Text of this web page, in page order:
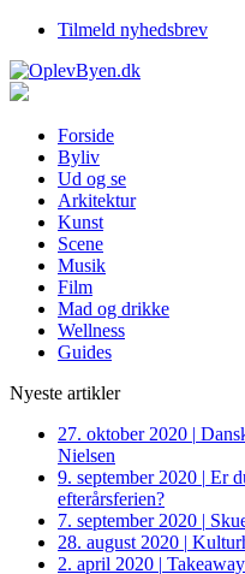
Tilmeld nyhedsbrev
Forside
Byliv
Ud og se
Arkitektur
Kunst
Scene
Musik
Film
Mad og drikke
Wellness
Guides
Nyeste artikler
27. oktober 2020 |
Nielsen
9. september 2020 | Er
efterårsferien?
7. september 2020 |
28. august 2020 |
2. april 2020 |